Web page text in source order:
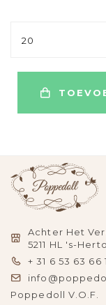
20
Achter Het
5211 HL 's-
+ 31 6 53 63 66
Poppedoll V.O.F.